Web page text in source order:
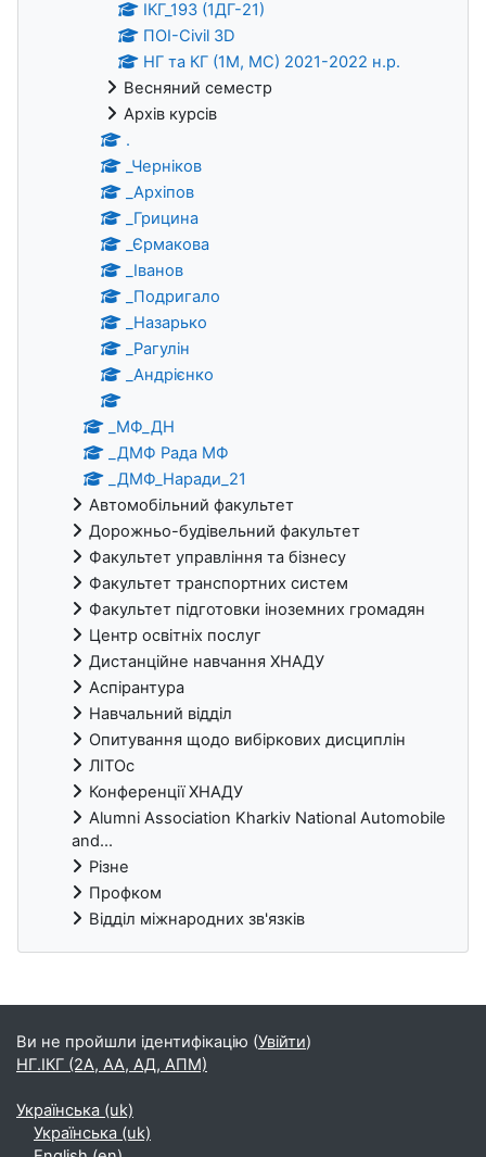
ІКГ_193 (1ДГ-21)
ПOІ-Civil 3D
НГ та КГ (1М, МС) 2021-2022 н.р.
Весняний семестр
Архів курсів
.
_Черніков
_Архіпов
_Грицина
_Єрмакова
_Іванов
_Подригало
_Назарько
_Рагулін
_Андрієнко
_МФ_ДН
_ДМФ Рада МФ
_ДМФ_Наради_21
Автомобільний факультет
Дорожньо-будівельний факультет
Факультет управління та бізнесу
Факультет транспортних систем
Факультет підготовки іноземних громадян
Центр освітніх послуг
Дистанційне навчання ХНАДУ
Аспірантура
Навчальний відділ
Опитування щодо вибіркових дисциплін
ЛІТОс
Конференції ХНАДУ
Alumni Association Kharkiv National Automobile
and...
Різне
Профком
Відділ міжнародних зв'язків
Блоки
Ви не пройшли ідентифікацію (Увійти)
НГ.ІКГ (2А, АА, АД, АПМ)
Українська ‎(uk)‎
Українська ‎(uk)‎